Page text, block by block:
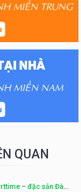
QUAN
– đặc sản Đà